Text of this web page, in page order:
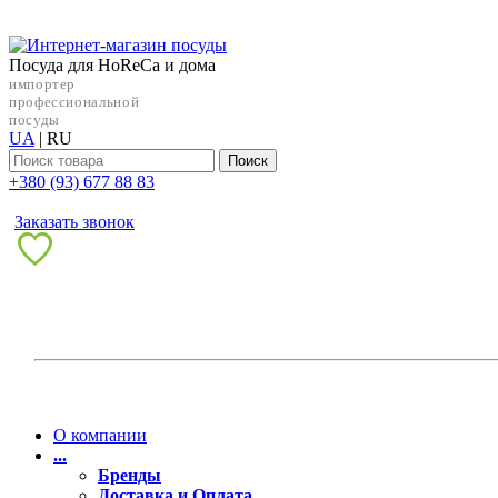
Посуда для HoReCa и дома
импортер
профессиональной
посуды
UA | RU
Поиск
+38‎0 (93) 677 88 83
Заказать звонок
О компании
...
Бренды